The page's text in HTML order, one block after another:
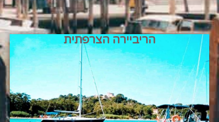
הריביירה הצרפתית